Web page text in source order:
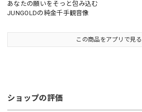
あなたの願いをそっと包み込む
JUNGOLDの純金千手観音像
この商品をアプリで見る
ショップの評価